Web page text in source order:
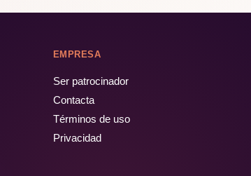
EMPRESA
Ser patrocinador
Contacta
Términos de uso
Privacidad